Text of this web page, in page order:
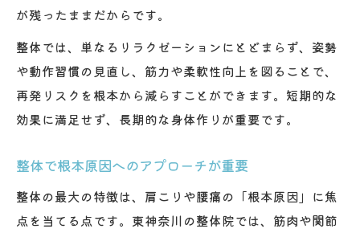
が残ったままだからです。
整体では、単なるリラクゼーションにとどまらず、姿勢
や動作習慣の見直し、筋力や柔軟性向上を図ることで、
再発リスクを根本から減らすことができます。短期的な
効果に満足せず、長期的な身体作りが重要です。
整体で根本原因へのアプローチが重要
整体の最大の特徴は、肩こりや腰痛の「根本原因」に焦
点を当てる点です。東神奈川の整体院では、筋肉や関節